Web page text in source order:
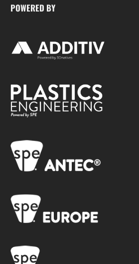
POWERED BY